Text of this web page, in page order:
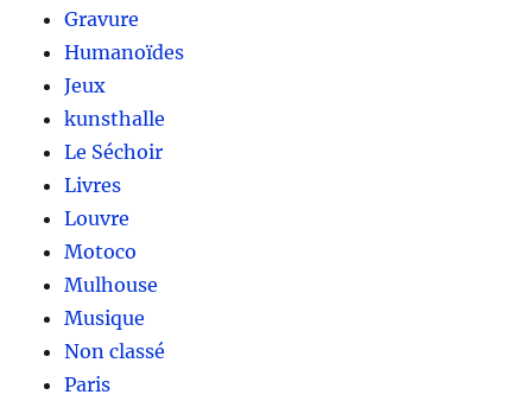
Gravure
Humanoïdes
Jeux
kunsthalle
Le Séchoir
Livres
Louvre
Motoco
Mulhouse
Musique
Non classé
Paris